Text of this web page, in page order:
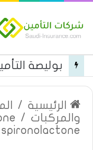
الرئيسية /
والمركبات /